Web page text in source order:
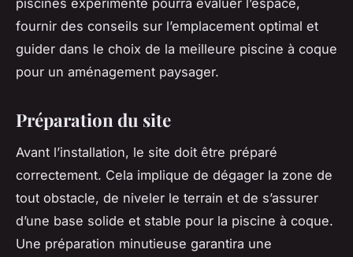
fournir des conseils sur l’emplacement optimal et
guider dans le choix de la meilleure piscine à coque
pour un aménagement paysager.
Préparation du site
Avant l’installation, le site doit être préparé
correctement. Cela implique de dégager la zone de
tout obstacle, de niveler le terrain et de s’assurer
d’une base solide et stable pour la piscine à coque.
Une préparation minutieuse garantira une